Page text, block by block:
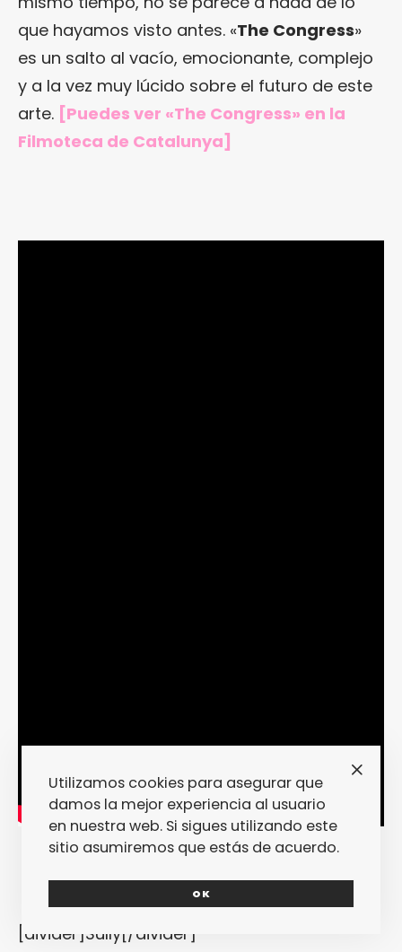
que hayamos visto antes. «The Congress»
es un salto al vacío, emocionante, complejo
y a la vez muy lúcido sobre el futuro de este
arte. [Puedes ver «The Congress» en la
Filmoteca de Catalunya]
[divider]Sully[/divider]
Utilizamos cookies para asegurar que
damos la mejor experiencia al usuario
en nuestra web. Si sigues utilizando este
sitio asumiremos que estás de acuerdo.
OK